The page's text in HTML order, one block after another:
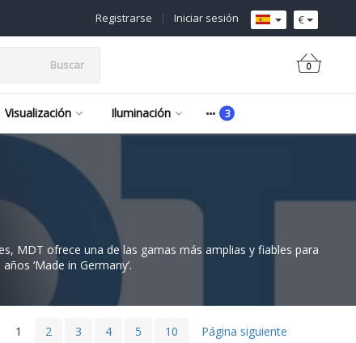
€
Iniciar sesión
|
Registrarse
Buscar 0
Visualización Iluminación
MDT ofrece una de las gamas más amplias y fiables para
‘Made in Germany’.
1 2 3 4 5 10 Página siguiente